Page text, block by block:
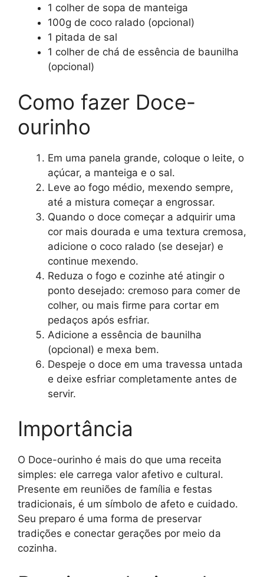
1 colher de sopa de manteiga
100g de coco ralado (opcional)
1 pitada de sal
1 colher de chá de essência de baunilha
(opcional)
Como fazer Doce-
ourinho
Em uma panela grande, coloque o leite, o
açúcar, a manteiga e o sal.
Leve ao fogo médio, mexendo sempre,
até a mistura começar a engrossar.
Quando o doce começar a adquirir uma
cor mais dourada e uma textura cremosa,
adicione o coco ralado (se desejar) e
continue mexendo.
Reduza o fogo e cozinhe até atingir o
ponto desejado: cremoso para comer de
colher, ou mais firme para cortar em
pedaços após esfriar.
Adicione a essência de baunilha
(opcional) e mexa bem.
Despeje o doce em uma travessa untada
e deixe esfriar completamente antes de
servir.
Importância
O Doce-ourinho é mais do que uma receita
simples: ele carrega valor afetivo e cultural.
Presente em reuniões de família e festas
tradicionais, é um símbolo de afeto e cuidado.
Seu preparo é uma forma de preservar
tradições e conectar gerações por meio da
cozinha.